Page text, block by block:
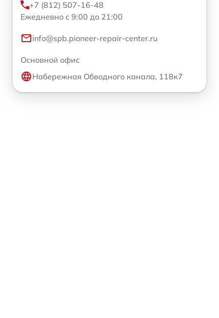
+7 (812) 507-16-48
Ежедневно с 9:00 до 21:00
info@spb.pioneer-repair-center.ru
Основной офис
Набережная Обводного канала, 118к7